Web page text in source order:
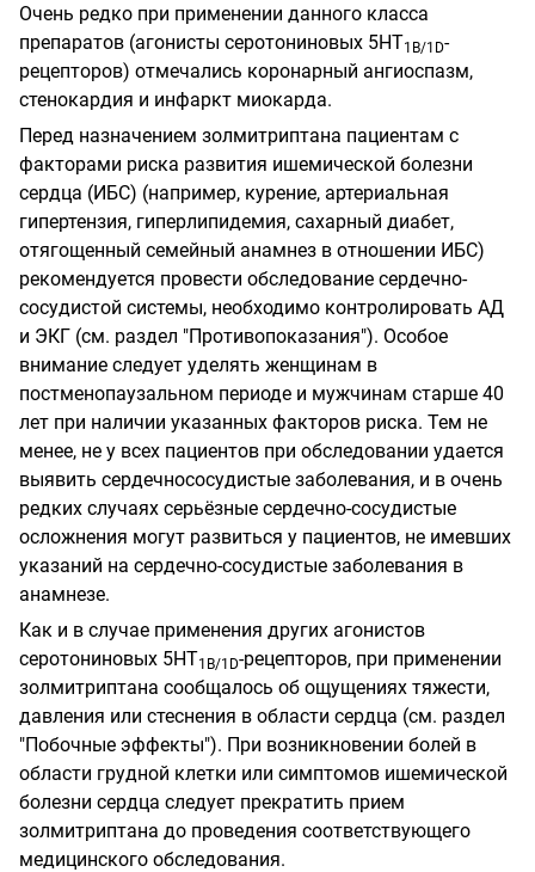
Очень редко при применении данного класса
препаратов (агонисты серотониновых 5НТ1 B/1D-
рецепторов) отмечались коронарный ангиоспазм,
стенокардия и инфаркт миокарда.
Перед назначением золмитриптана пациентам с
факторами риска развития ишемической болезни
сердца (ИБС) (например, курение, артериальная
гипертензия, гиперлипидемия, сахарный диабет,
отягощенный семейный анамнез в отношении ИБС)
рекомендуется провести обследование сердечно-
сосудистой системы, необходимо контролировать АД
и ЭКГ (см. раздел "Противопоказания"). Особое
внимание следует уделять женщинам в
постменопаузальном периоде и мужчинам старше 40
лет при наличии указанных факторов риска. Тем не
менее, не у всех пациентов при обследовании удается
выявить сердечнососудистые заболевания, и в очень
редких случаях серьёзные сердечно-сосудистые
осложнения могут развиться у пациентов, не имевших
указаний на сердечно-сосудистые заболевания в
анамнезе.
Как и в случае применения других агонистов
серотониновых 5НТ1 B/1D-рецепторов, при применении
золмитриптана сообщалось об ощущениях тяжести,
давления или стеснения в области сердца (см. раздел
"Побочные эффекты"). При возникновении болей в
области грудной клетки или симптомов ишемической
болезни сердца следует прекратить прием
золмитриптана до проведения соответствующего
медицинского обследования.